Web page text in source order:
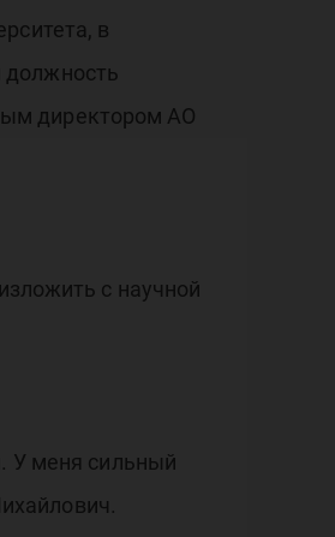
в
должность
директором АО
с научной
У меня сильный